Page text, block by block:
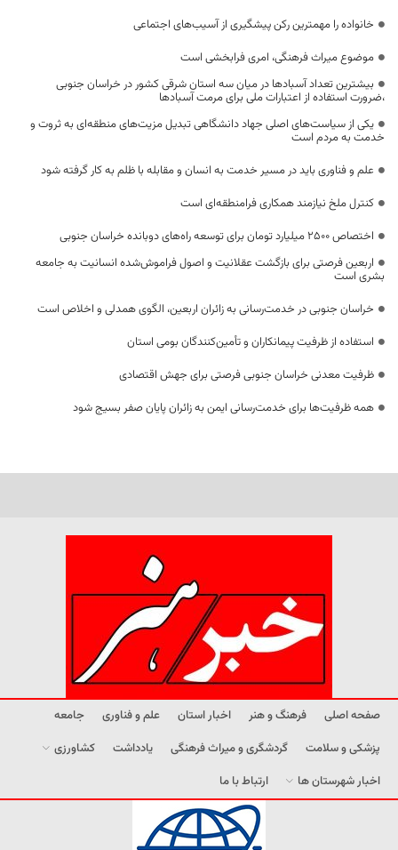
خانواده را مهمترین رکن پیشگیری از آسیب‌های اجتماعی
موضوع میراث فرهنگی، امری فرابخشی است
بیشترین تعداد آسبادها در میان سه استان شرقی کشور در خراسان جنوبی
،ضرورت استفاده از اعتبارات ملی برای مرمت آسبادها
یکی از سیاست‌های اصلی جهاد دانشگاهی تبدیل مزیت‌های منطقه‌ای به ثروت و
خدمت به مردم است
علم و فناوری باید در مسیر خدمت به انسان و مقابله با ظلم به کار گرفته شود
کنترل ملخ نیازمند همکاری فرامنطقه‌ای است
اختصاص 2500 میلیارد تومان برای توسعه راه‌های دوبانده خراسان جنوبی
اربعین فرصتی برای بازگشت عقلانیت و اصول فراموش‌شده انسانیت به جامعه
بشری است
خراسان جنوبی در خدمت‌رسانی به زائران اربعین، الگوی همدلی و اخلاص است
استفاده از ظرفیت پیمانکاران و تأمین‌کنندگان بومی استان
ظرفیت معدنی خراسان جنوبی فرصتی برای جهش اقتصادی
همه ظرفیت‌ها برای خدمت‌رسانی ایمن به زائران پایان صفر بسیج شود
صفحه اصلی فرهنگ و هنر اخبار استان علم و فناوری
جامعه
پزشکی و سلامت
گردشگری و میراث فرهنگی یادداشت
کشاورزی
اخبار شهرستان ها
ارتباط با ما